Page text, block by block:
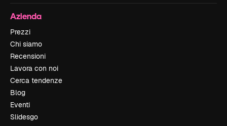
Azienda
Prezzi
Chi siamo
Recensioni
Lavora con noi
Cerca tendenze
Blog
Eventi
Slidesgo